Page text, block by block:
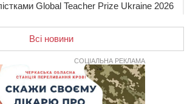
Global Teacher Prize Ukraine 2026
літнього табору для людей поважного
несправедливість”: мати хворого на
хлопця із Драбівщини просить
кошти на дороговартісні ліки
Всі новини
СОЦІАЛЬНА РЕКЛАМА